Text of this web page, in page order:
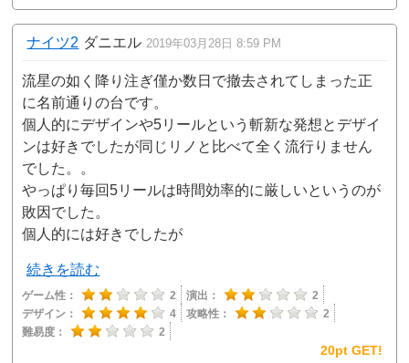
ナイツ2 ダニエル 2019年03月28日 8:59 PM
流星の如く降り注ぎ僅か数日で撤去されてしまった正
に名前通りの台です。
個人的にデザインや5リールという斬新な発想とデザイ
ンは好きでしたが同じリノと比べて全く流行りません
でした。。
やっぱり毎回5リールは時間効率的に厳しいというのが
敗因でした。
個人的には好きでしたが
続きを読む
ゲーム性： 2 演出：
2
デザイン：
4 攻略性：
2
難易度：
2
20pt GET!